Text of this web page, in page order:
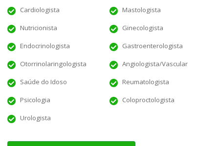
Cardiologista Mastologista
Nutricionista Ginecologista
Endocrinologista Gastroenterologista
Otorrinolaringologista Angiologista/Vascular
Saúde do Idoso Reumatologista
Psicologia Coloproctologista
Urologista